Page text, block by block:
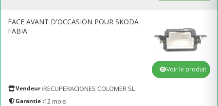
FACE AVANT D'OCCASION POUR SKODA
FABIA
Vendeur :RECUPERACIONES COLOMER SL
Garantie :12 mois
Voir le produit